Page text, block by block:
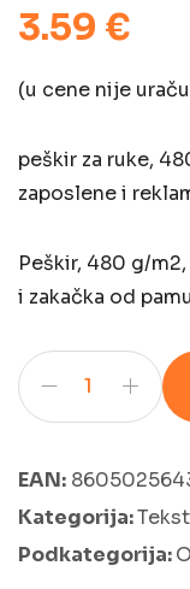
3.59 €
(u cene nije
peškir za ruke,
zaposlene i
Peškir, 480 g/
i zakačka od
EAN:
Kategorija:
Podkategorija: